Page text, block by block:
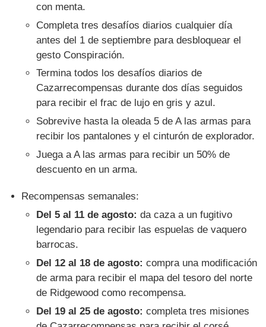
con menta.
Completa tres desafíos diarios cualquier día
antes del 1 de septiembre para desbloquear el
gesto Conspiración.
Termina todos los desafíos diarios de
Cazarrecompensas durante dos días seguidos
para recibir el frac de lujo en gris y azul.
Sobrevive hasta la oleada 5 de A las armas para
recibir los pantalones y el cinturón de explorador.
Juega a A las armas para recibir un 50% de
descuento en un arma.
Recompensas semanales:
Del 5 al 11 de agosto: da caza a un fugitivo
legendario para recibir las espuelas de vaquero
barrocas.
Del 12 al 18 de agosto: compra una modificación
de arma para recibir el mapa del tesoro del norte
de Ridgewood como recompensa.
Del 19 al 25 de agosto: completa tres misiones